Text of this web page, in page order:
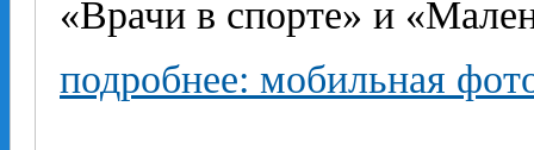
«Врачи в спорте» и
подробнее: мобильная